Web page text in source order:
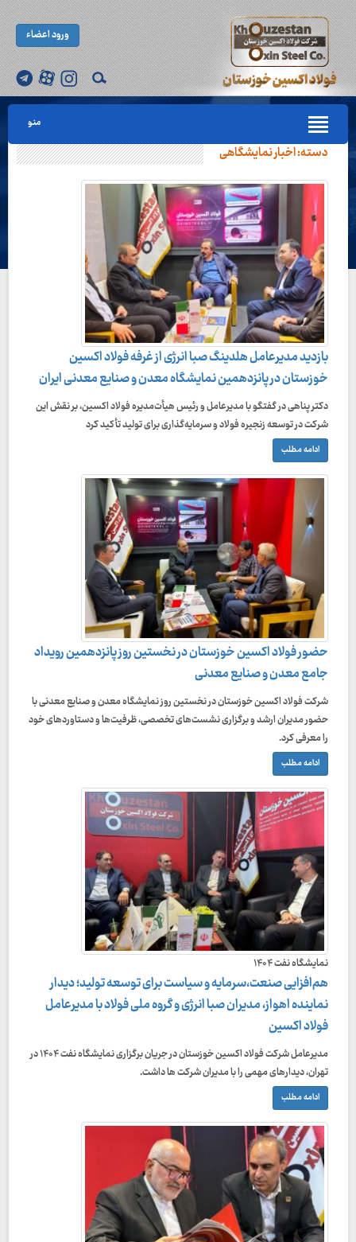
ورود اعضاء
منو
دسته:اخبار نمایشگاهی
بازدید مدیرعامل هلدینگ صبا انرژی از غرفه فولاد اکسین
خوزستان در پانزدهمین نمایشگاه معدن و صنایع معدنی ایران
دکتر پناهی در گفتگو با مدیرعامل و رئیس هیأت‌مدیره فولاد اکسین، بر نقش این
شرکت در توسعه زنجیره فولاد و سرمایه‌گذاری برای تولید تأکید کرد
ادامه مطلب
حضور فولاد اکسین خوزستان در نخستین روز پانزدهمین رویداد
جامع معدن و صنایع معدنی
شرکت فولاد اکسین خوزستان در نخستین روز نمایشگاه معدن و صنایع معدنی با
حضور مدیران ارشد و برگزاری نشست‌های تخصصی، ظرفیت‌ها و دستاوردهای خود
را معرفی کرد.
ادامه مطلب
نمایشگاه نفت ۱۴۰۴
هم‌افزایی صنعت،سرمایه و سیاست برای توسعه تولید؛ دیدار
نماینده اهواز، مدیران صبا انرژی و گروه ملی فولاد با مدیرعامل
فولاد اکسین
مدیرعامل شرکت فولاد اکسین خوزستان در جریان برگزاری نمایشگاه نفت ۱۴۰۴ در
تهران، دیدارهای مهمی را با مدیران شرکت ها داشت.
ادامه مطلب